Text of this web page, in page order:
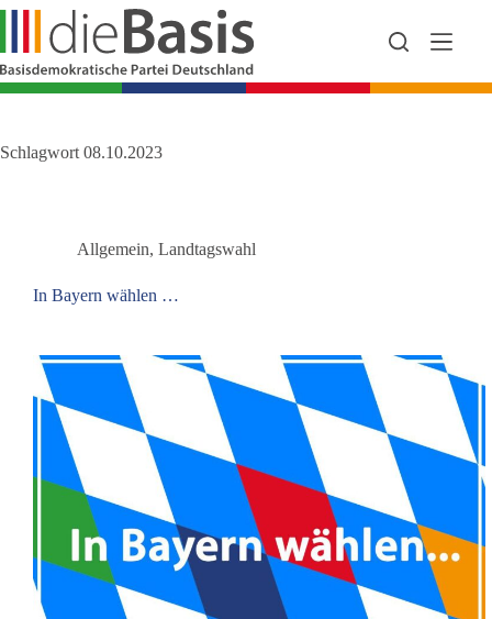
Zum
springen
Schlagwort 08.10.2023
Allgemein, Landtagswahl
In Bayern wählen …